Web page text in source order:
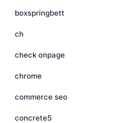
boxspringbett
ch
check onpage
chrome
commerce seo
concrete5